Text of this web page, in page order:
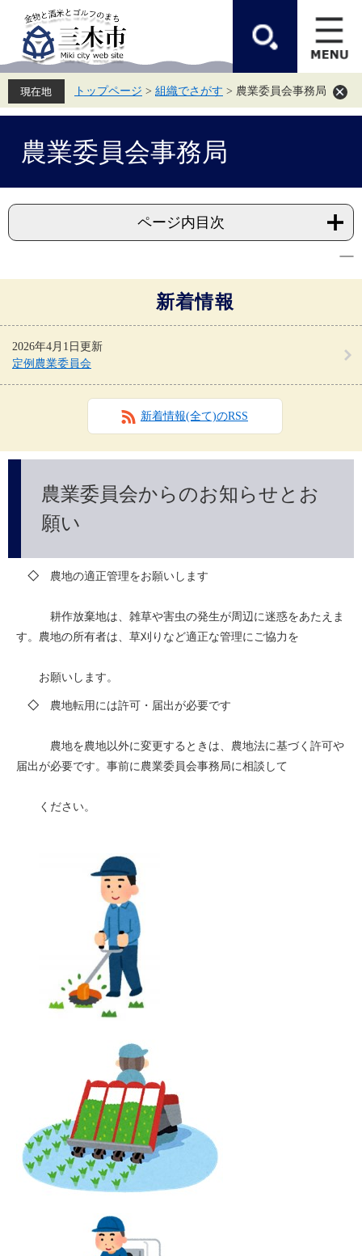
先
頭
す。
を
飛
し
トップページ > 組織でさがす > 農業委員会事務局
農業委員会事務局
ページ内目次
新着情報
2026年4月1日更新
定例農業委員会
新着情報(全て)のRSS
農業委員会からのお知らせとお
願い
◇ 農地の適正管理をお願いします
耕作放棄地は、雑草や害虫の発生が周辺に迷惑をあたえま
す。農地の所有者は、草刈りなど適正な管理にご協力を
お願いします。
◇ 農地転用には許可・届出が必要です
農地を農地以外に変更するときは、農地法に基づく​許可や
届出が必要です。事前に農業委員会事務局に相談して
ください。